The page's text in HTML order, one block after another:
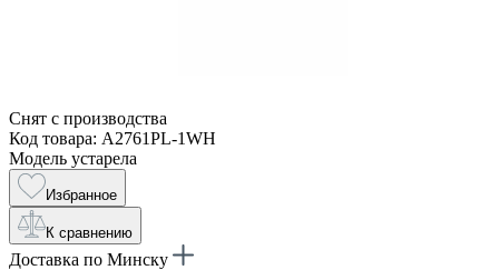
Снят с производства
Код товара: A2761PL-1WH
Модель устарела
Избранное
К сравнению
Доставка по Минску